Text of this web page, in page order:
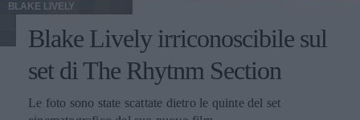
BLAKE LIVELY
Blake Lively irriconoscibile sul
set di The Rhytnm Section
Le foto sono state scattate dietro le quinte del set